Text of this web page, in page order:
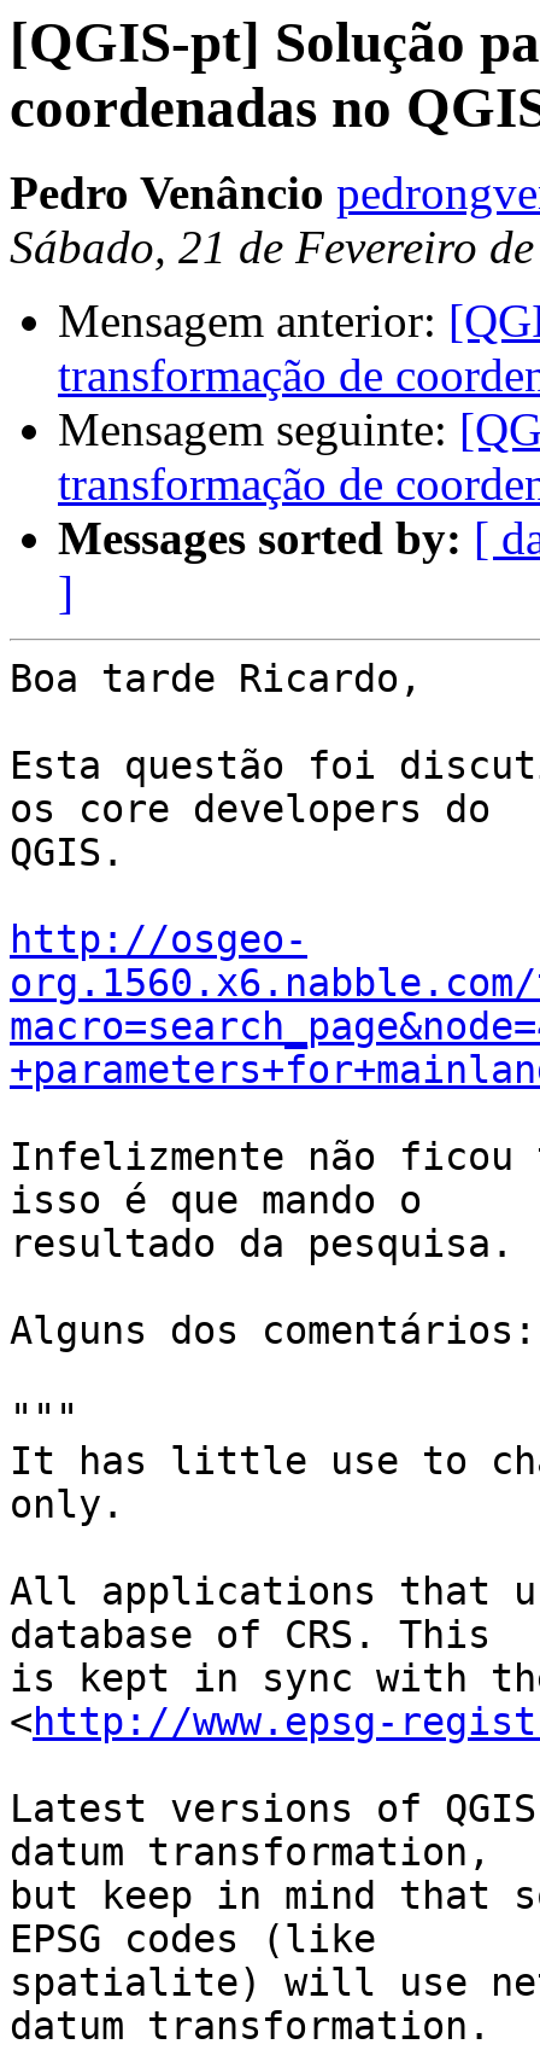
[QGIS-pt] Solução
coordenadas no
Pedro Venâncio
Sábado, 21 de Fevereiro
Mensagem anterior:
transformação de
Mensagem seguinte:
transformação de
Messages sorted by: [
]
Boa tarde Ricardo,
Esta questão foi
os core developers do
QGIS.
http://osgeo-
Infelizmente não ficou
isso é que mando o
resultado da pesquisa.
Alguns dos comentários:
"""
It has little use to
only.
All applications that use
database of CRS. This
is kept in sync with
<http://www.epsg-
Latest versions of
datum transformation,
but keep in mind that
EPSG codes (like
spatialite) will use
datum transformation.